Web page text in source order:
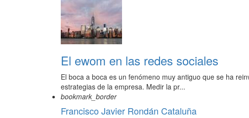
El ewom en las redes sociales
El boca a boca es un fenómeno muy antiguo que se ha
estrategias de la empresa. Medir la pr...
bookmark_border
Francisco Javier Rondán Cataluña